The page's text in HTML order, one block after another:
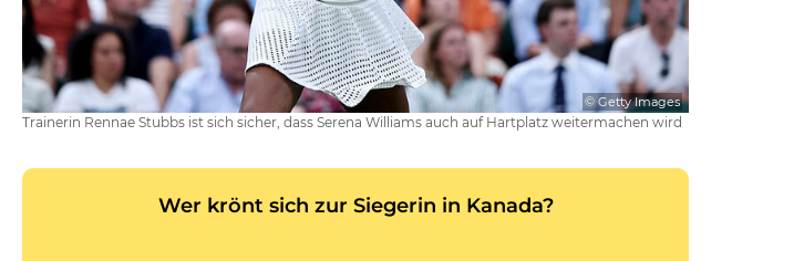
© Getty Images
Trainerin Rennae Stubbs ist sich sicher, dass Serena Williams auch auf Hartplatz weitermachen wird